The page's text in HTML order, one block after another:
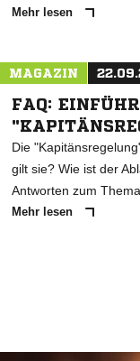
Mehr lesen
MAGAZIN
FAQ:
Die
gilt sie? Wie ist der
Antworten zum
Mehr lesen